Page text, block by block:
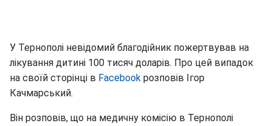
У Тернополі невідомий благодійник пожертвував на
лікування дитині 100 тисяч доларів. Про цей випадок
на своїй сторінці в Facebook розповів Ігор
Качмарський.
Він розповів, що на медичну комісію в Тернополі